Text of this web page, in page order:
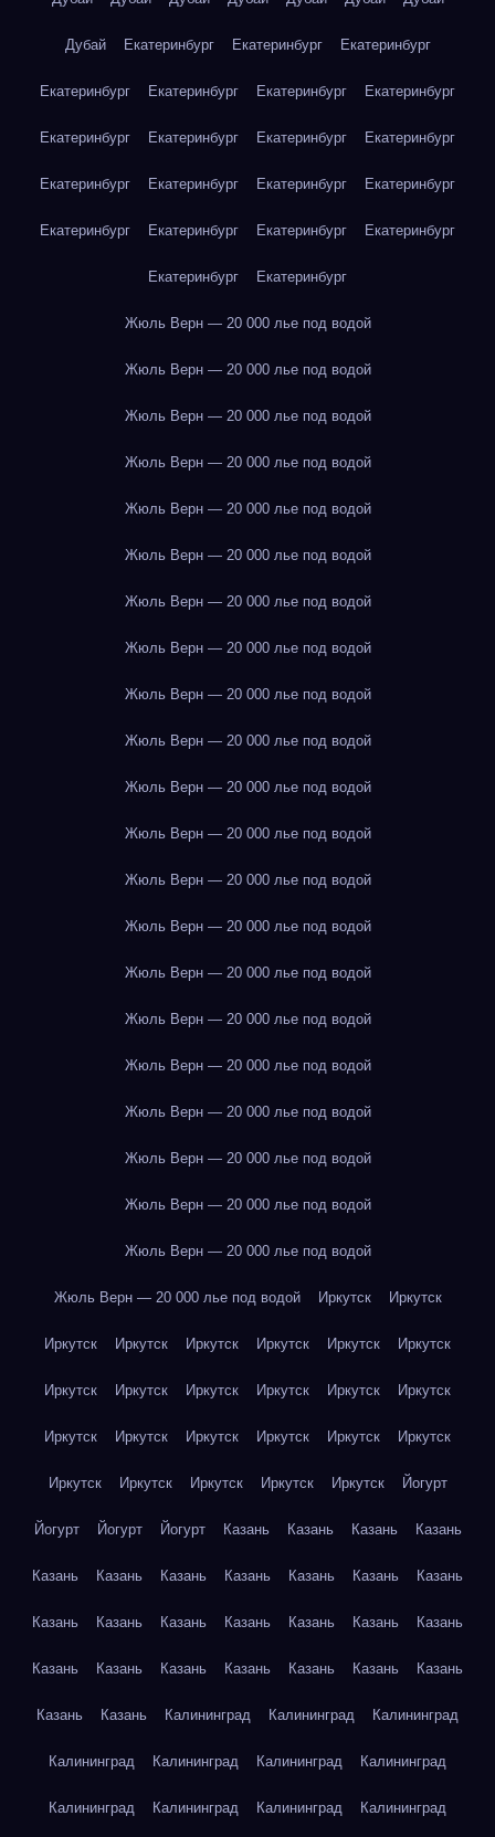
Дубай Екатеринбург Екатеринбург Екатеринбург
Екатеринбург Екатеринбург Екатеринбург Екатеринбург
Екатеринбург Екатеринбург Екатеринбург Екатеринбург
Екатеринбург Екатеринбург Екатеринбург Екатеринбург
Екатеринбург Екатеринбург Екатеринбург Екатеринбург
Екатеринбург Екатеринбург
Жюль Верн — 20 000 лье под водой
Жюль Верн — 20 000 лье под водой
Жюль Верн — 20 000 лье под водой
Жюль Верн — 20 000 лье под водой
Жюль Верн — 20 000 лье под водой
Жюль Верн — 20 000 лье под водой
Жюль Верн — 20 000 лье под водой
Жюль Верн — 20 000 лье под водой
Жюль Верн — 20 000 лье под водой
Жюль Верн — 20 000 лье под водой
Жюль Верн — 20 000 лье под водой
Жюль Верн — 20 000 лье под водой
Жюль Верн — 20 000 лье под водой
Жюль Верн — 20 000 лье под водой
Жюль Верн — 20 000 лье под водой
Жюль Верн — 20 000 лье под водой
Жюль Верн — 20 000 лье под водой
Жюль Верн — 20 000 лье под водой
Жюль Верн — 20 000 лье под водой
Жюль Верн — 20 000 лье под водой
Жюль Верн — 20 000 лье под водой
Жюль Верн — 20 000 лье под водой Иркутск Иркутск
Иркутск Иркутск Иркутск Иркутск Иркутск Иркутск
Иркутск Иркутск Иркутск Иркутск Иркутск Иркутск
Иркутск Иркутск Иркутск Иркутск Иркутск Иркутск
Иркутск Иркутск Иркутск Иркутск Иркутск Йогурт
Йогурт Йогурт Йогурт Казань Казань Казань Казань
Казань Казань Казань Казань Казань Казань Казань
Казань Казань Казань Казань Казань Казань Казань
Казань Казань Казань Казань Казань Казань Казань
Казань Казань Калининград Калининград Калининград
Калининград Калининград Калининград Калининград
Калининград Калининград Калининград Калининград